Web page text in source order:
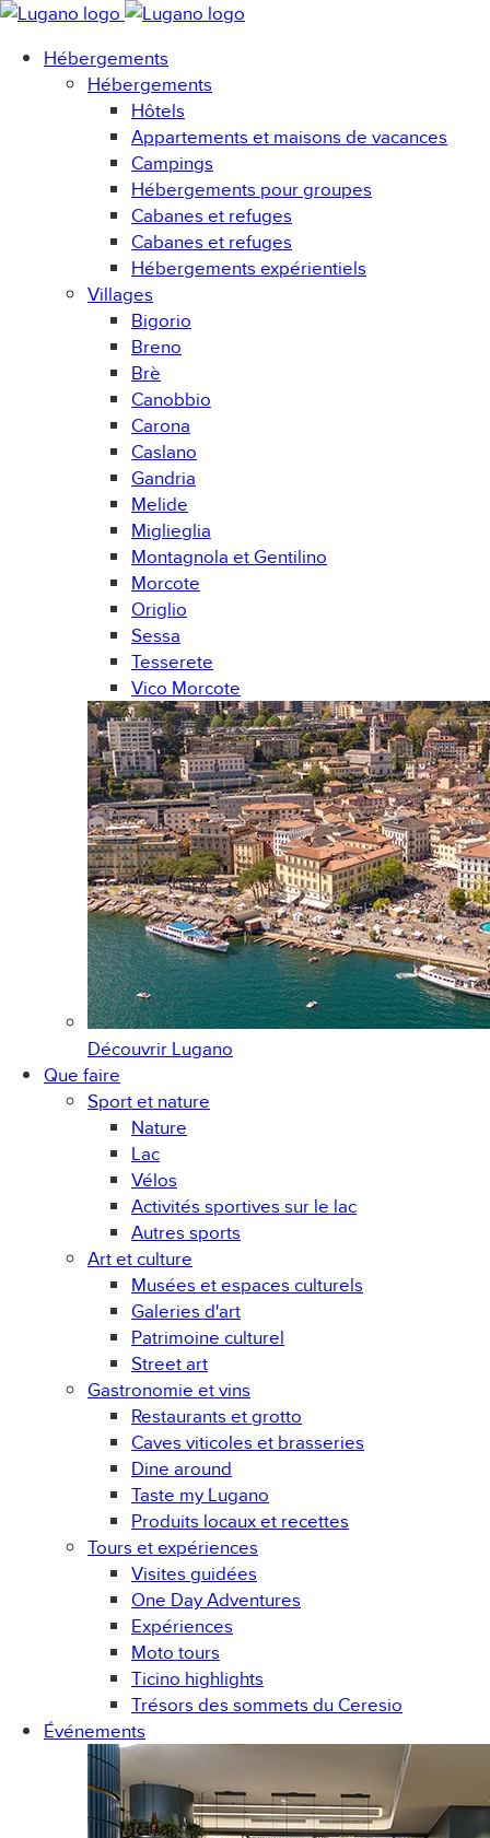
Hébergements
Hébergements
Hôtels
Appartements et maisons de vacances
Campings
Hébergements pour groupes
Cabanes et refuges
Cabanes et refuges
Hébergements expérientiels
Villages
Bigorio
Breno
Brè
Canobbio
Carona
Caslano
Gandria
Melide
Miglieglia
Montagnola et Gentilino
Morcote
Origlio
Sessa
Tesserete
Vico Morcote
Découvrir Lugano
Que faire
Sport et nature
Nature
Lac
Vélos
Activités sportives sur le lac
Autres sports
Art et culture
Musées et espaces culturels
Galeries d'art
Patrimoine culturel
Street art
Gastronomie et vins
Restaurants et grotto
Caves viticoles et brasseries
Dine around
Taste my Lugano
Produits locaux et recettes
Tours et expériences
Visites guidées
One Day Adventures
Expériences
Moto tours
Ticino highlights
Trésors des sommets du Ceresio
Événements